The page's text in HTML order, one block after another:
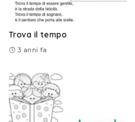
Trova il tempo
3 anni fa